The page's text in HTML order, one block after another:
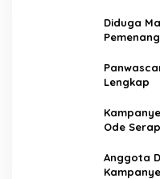
Diduga
Lengkap
Ode
Anggota
Kampanye